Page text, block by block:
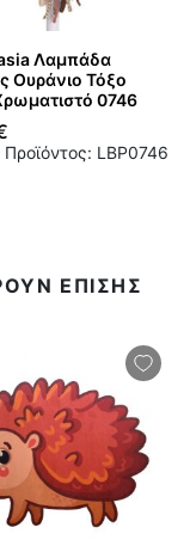
Λαμπάδα
Ουράνιο Τόξο
0746
LBP0746
ΕΠΙΣΗΣ